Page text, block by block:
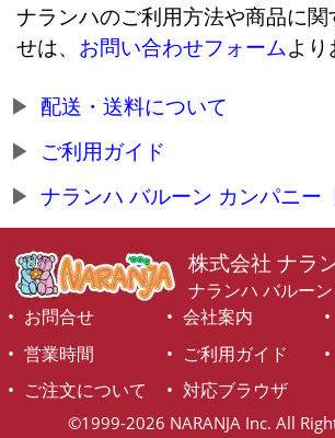
ナランハのご利用方法や商品に
せは、 お問い合わせフォームより
配送・送料について
ご利用ガイド
ナランハ バルーン カンパニー
株式会社 ナラ
ナランハ バルー
お問合せ
会社案内
営業時間
ご利用ガイド
ご注文について
対応ブラウザ
©1999-2026 NARANJA Inc. All